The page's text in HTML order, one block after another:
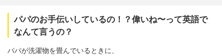
パパのお手伝いしているの！？偉いね〜って英語で
なんて言うの？
パパが洗濯物を畳んでいるときに、